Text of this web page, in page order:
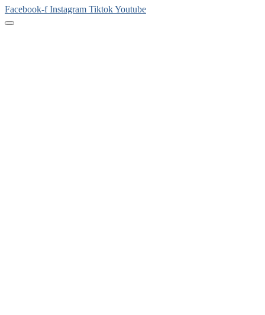
Facebook-f Instagram TiktokYoutube